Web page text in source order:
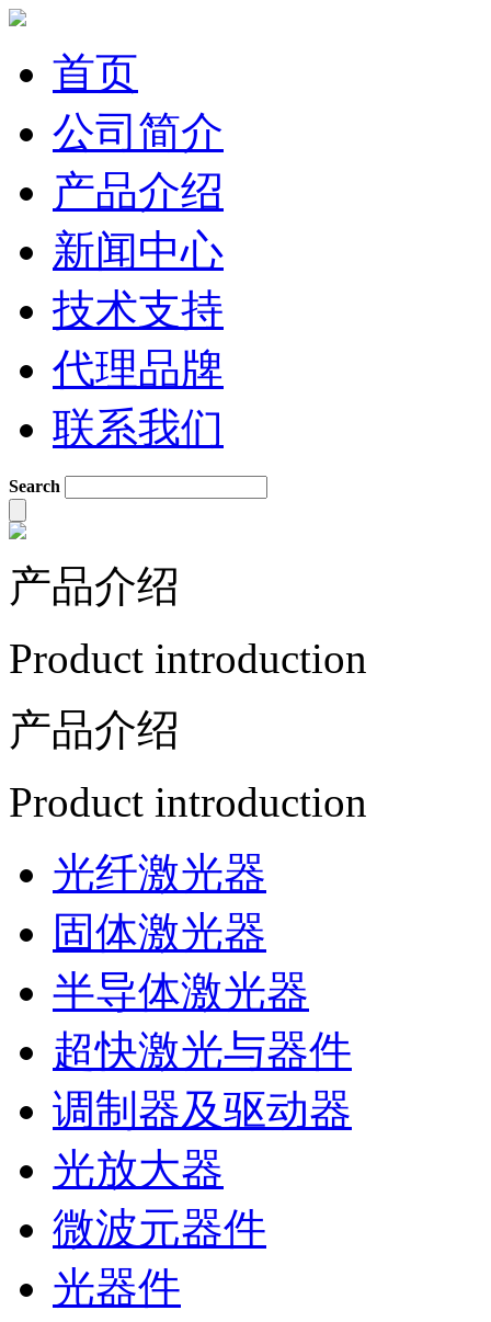
首页
公司简介
产品介绍
新闻中心
技术支持
代理品牌
联系我们
Search
产品介绍
Product introduction
产品介绍
Product introduction
光纤激光器
固体激光器
半导体激光器
超快激光与器件
调制器及驱动器
光放大器
微波元器件
光器件